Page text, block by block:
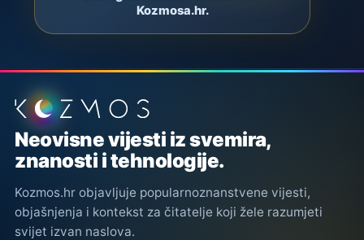
Kozmosa.hr.
Podnožje stranice
Neovisne vijesti iz svemira,
znanosti i tehnologije.
Kozmos.hr objavljuje popularnoznanstvene vijesti,
objašnjenja i kontekst za čitatelje koji žele razumjeti
svijet izvan naslova.